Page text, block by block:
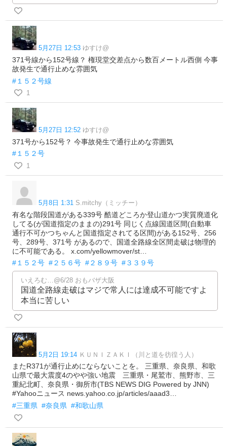
5月27日 12:53 ゆすけ@
371号線から152号線？ 権現堂交差点から数百メートル西側 今事
故発生で通行止めな雰囲気
#１５２号線
1
5月27日 12:52 ゆすけ@
371号から152号？ 今事故発生で通行止めな雰囲気
#１５２号
1
5月8日 1:31 S.mitchy（ミッチー）
有名な階段国道がある339号 酷道どころか登山道かつ実質廃道化
してる(が国道指定のままの)291号 同じく点線国道区間(自動車
通行不可かつちゃんと国道指定されてる区間)がある152号、256
号、289号、371号 があるので、国道全路線全区間走破は物理的
に不可能である。 x.com/yellowmover/st…
#１５２号 #２５６号 #２８９号 #３３９号
いえろむ…@6/28 おもバザ大阪
国道全路線走破はマジで常人には達成不可能ですよ
本当に苦しい
5月2日 19:14 ＫＵＮＩＺＡＫＩ（川と道を彷徨う人）
またR371が通行止めにならないことを。 三重県、奈良県、和歌
山県で最大震度4のやや強い地震 三重県・尾鷲市、熊野市、三
重紀北町、奈良県・御所市(TBS NEWS DIG Powered by JNN)
#Yahooニュース news.yahoo.co.jp/articles/aaad3…
#三重県 #奈良県 #和歌山県